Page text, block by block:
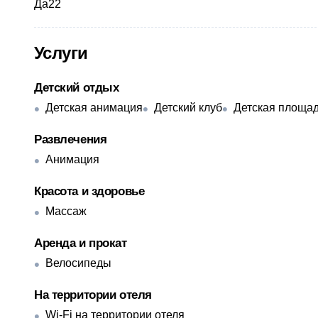
Да​22
Услуги
Детский отдых
Детская анимация Детский клуб Детская
Развлечения
Анимация
Красота и здоровье
Массаж
Аренда и прокат
Велосипеды
На территории отеля
Wi-Fi на территории отеля